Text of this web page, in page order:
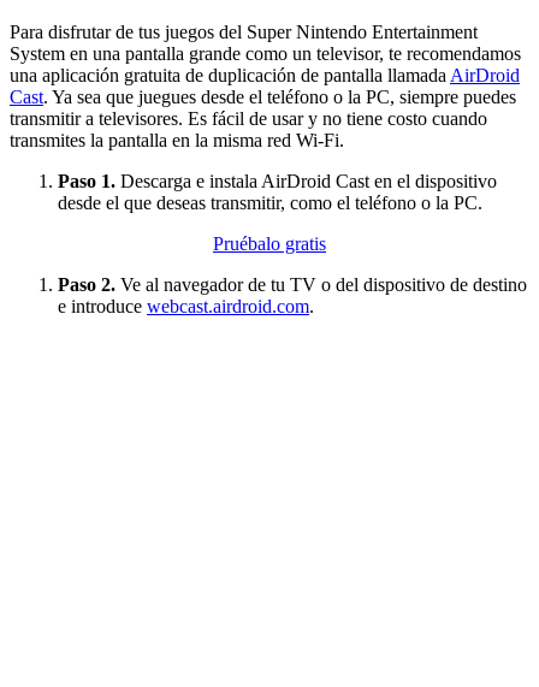
Para disfrutar de tus juegos del Super Nintendo Entertainment
System en una pantalla grande como un televisor, te recomendamos
una aplicación gratuita de duplicación de pantalla llamada AirDroid
Cast. Ya sea que juegues desde el teléfono o la PC, siempre puedes
transmitir a televisores. Es fácil de usar y no tiene costo cuando
transmites la pantalla en la misma red Wi-Fi.
Paso 1. Descarga e instala AirDroid Cast en el dispositivo
desde el que deseas transmitir, como el teléfono o la PC.
Pruébalo gratis
Paso 2. Ve al navegador de tu TV o del dispositivo de destino
e introduce webcast.airdroid.com.